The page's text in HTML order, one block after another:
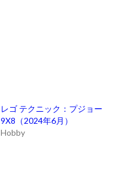
レゴ テクニック：プジョー
9X8（2024年6月）
Hobby